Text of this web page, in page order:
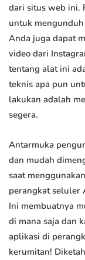
dari situs web ini.
untuk
Anda juga dapat
video dari
tentang alat ini
teknis apa pun
lakukan adalah
segera.
Antarmuka
dan mudah
saat
perangkat seluler
Ini membuatnya
di mana saja dan
aplikasi di
kerumitan!